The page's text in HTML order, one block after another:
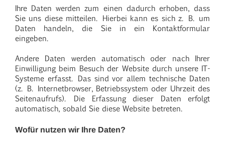
Ihre Daten werden zum einen dadurch erhoben, dass
Sie uns diese mitteilen. Hierbei kann es sich z. B. um
Daten handeln, die Sie in ein Kontaktformular
eingeben.
Andere Daten werden automatisch oder nach Ihrer
Einwilligung beim Besuch der Website durch unsere IT-
Systeme erfasst. Das sind vor allem technische Daten
(z. B. Internetbrowser, Betriebssystem oder Uhrzeit des
Seitenaufrufs). Die Erfassung dieser Daten erfolgt
automatisch, sobald Sie diese Website betreten.
Wofür nutzen wir Ihre Daten?